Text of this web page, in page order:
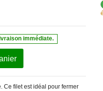
immédiate.
Ce filet est idéal pour fermer